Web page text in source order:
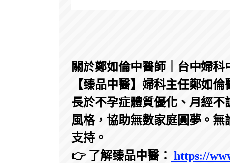
關於鄭如倫中醫師｜台中婦
【臻品中醫】婦科主任鄭如
長於不孕症體質優化、月經
風格，協助無數家庭圓夢。
支持。
👉 了解臻品中醫： https://